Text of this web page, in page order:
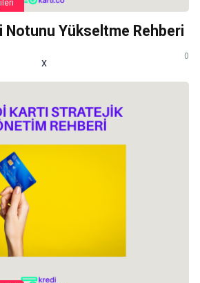
x
Notunu Yükseltme Rehberi
0